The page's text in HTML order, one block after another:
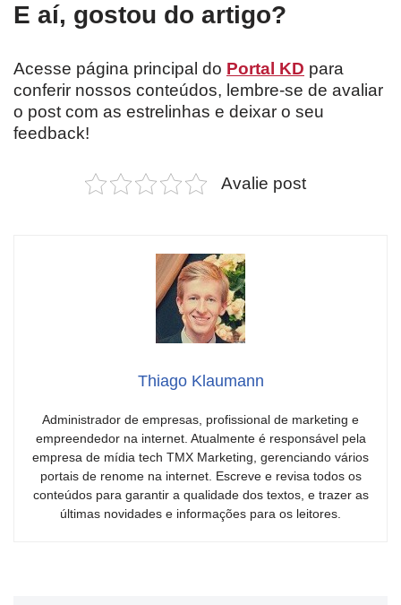
E aí, gostou do artigo?
Acesse página principal do Portal KD para
conferir nossos conteúdos, lembre-se de avaliar
o post com as estrelinhas e deixar o seu
feedback!
Avalie post
Thiago Klaumann
Administrador de empresas, profissional de marketing e
empreendedor na internet. Atualmente é responsável pela
empresa de mídia tech TMX Marketing, gerenciando vários
portais de renome na internet. Escreve e revisa todos os
conteúdos para garantir a qualidade dos textos, e trazer as
últimas novidades e informações para os leitores.